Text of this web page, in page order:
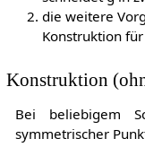
die weitere
Konstruktion
Konstruktion
Bei beliebigem
symmetrischer